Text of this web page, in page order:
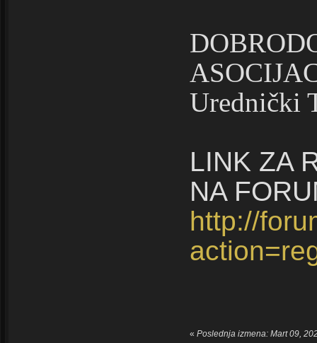
Urednički
LINK ZA
NA
http://
« Poslednja izmena: Mart 09,